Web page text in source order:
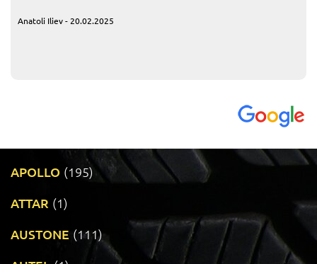
Anatoli Iliev - 20.02.2025
APOLLO (195)
ATTAR (1)
AUSTONE (111)